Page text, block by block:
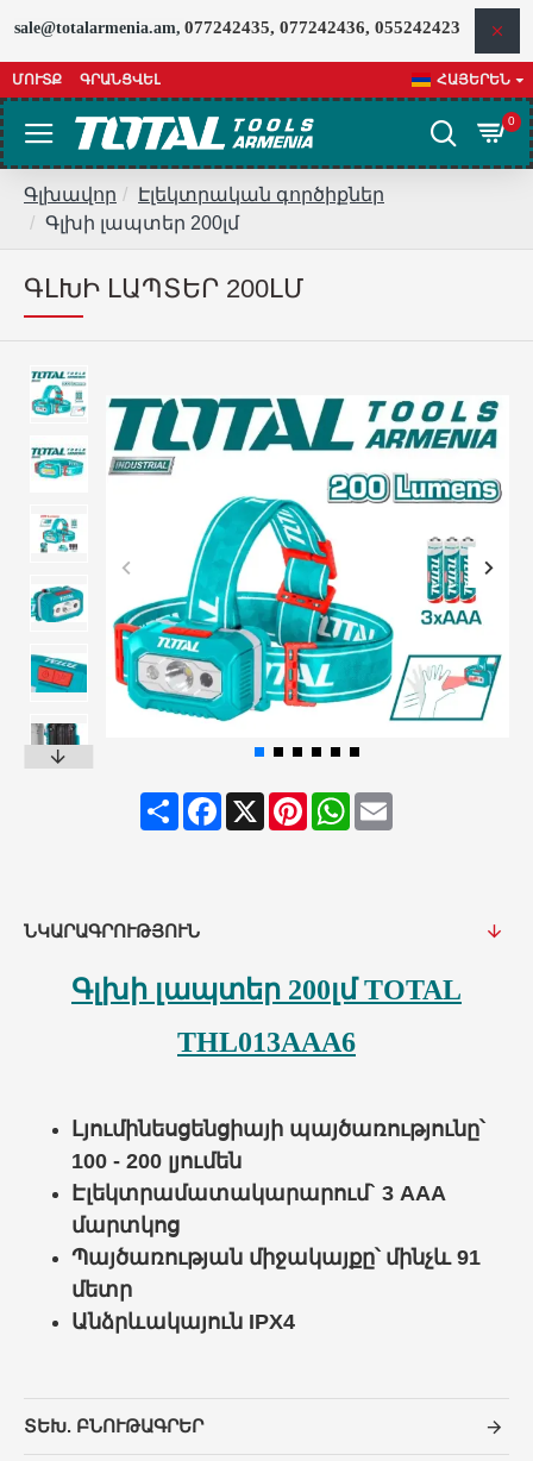
sale@totalarmenia.am, 077242435, 077242436, 055242423
ՄՈՒՏՔ ԳՐԱՆՑՎԵԼ ՀԱՅԵՐԵՆ
0
Գլխավոր
Էլեկտրական գործիքներ
Գլխի լապտեր 200լմ
ԳԼԽԻ ԼԱՊՏԵՐ 200ԼՄ
ShareFacebook
X PinterestWhatsApp
Email
ՆԿԱՐԱԳՐՈՒԹՅՈՒՆ
Գլխի լապտեր 200լմ TOTAL
THL013AAA6
Լյումինեսցենցիայի պայծառությունը՝
100 - 200 լյումեն
Էլեկտրամատակարարում` 3 AAA
մարտկոց
Պայծառության միջակայքը՝ մինչև 91
մետր
Անձրևակայուն IPX4
ՏԵԽ. ԲՆՈՒԹԱԳՐԵՐ